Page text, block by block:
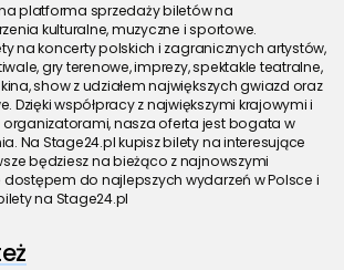
platforma sprzedaży biletów na
kulturalne, muzyczne i sportowe.
na koncerty polskich i zagranicznych artystów,
gry terenowe, imprezy, spektakle teatralne,
show z udziałem największych gwiazd oraz
Dzięki współpracy z największymi krajowymi i
nasza oferta jest bogata w
Na Stage24.pl kupisz bilety na interesujące
będziesz na bieżąco z najnowszymi
dostępem do najlepszych wydarzeń w Polsce i
na Stage24.pl